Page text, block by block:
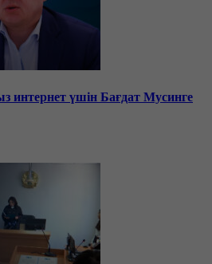
интернет үшін Бағдат Мусинге